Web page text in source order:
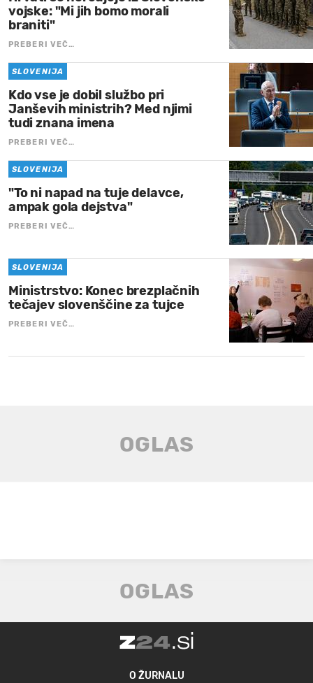
vojske: "Mi jih bomo morali
braniti"
PREBERI VEČ…
SLOVENIJA
Kdo vse je dobil službo pri
Janševih ministrih? Med njimi
tudi znana imena
PREBERI VEČ…
SLOVENIJA
"To ni napad na tuje delavce,
ampak gola dejstva"
PREBERI VEČ…
SLOVENIJA
Ministrstvo: Konec brezplačnih
tečajev slovenščine za tujce
PREBERI VEČ…
O ŽURNALU